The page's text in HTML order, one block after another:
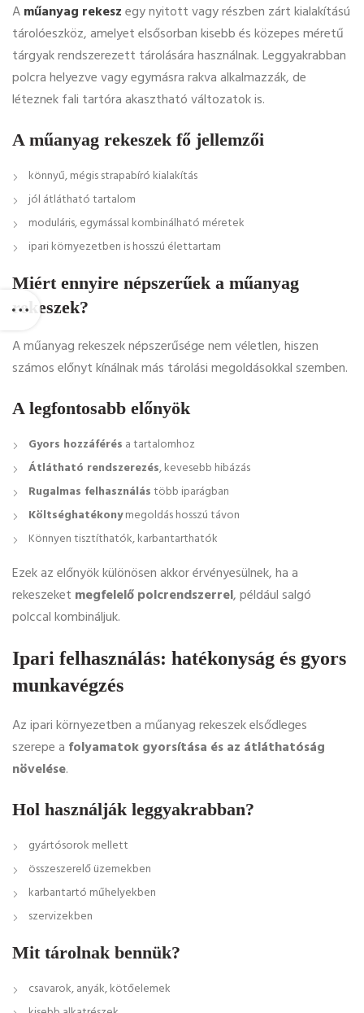
Aműanyag rekeszegy nyitott vagy részben zárt kialakítású
tárolóeszköz, amelyet elsősorban kisebb és közepes méretű
tárgyak rendszerezett tárolására használnak. Leggyakrabban
polcra helyezve vagy egymásra rakva alkalmazzák, de
léteznek fali tartóra akasztható változatok is.
A műanyag rekeszek fő jellemzői
könnyű, mégis strapabíró kialakítás
jól átlátható tartalom
moduláris, egymással kombinálható méretek
ipari környezetben is hosszú élettartam
Miért ennyire népszerűek a műanyag
rekeszek?
A műanyag rekeszek népszerűsége nem véletlen, hiszen
számos előnyt kínálnak más tárolási megoldásokkal szemben.
A legfontosabb előnyök
Gyors hozzáférés a tartalomhoz
Átlátható rendszerezés, kevesebb hibázás
Rugalmas felhasználástöbb iparágban
Költséghatékonymegoldás hosszú távon
Könnyen tisztíthatók, karbantarthatók
Ezek az előnyök különösen akkor érvényesülnek, ha a
rekeszeket megfelelő polcrendszerrel, például salgó
polccal kombináljuk.
Ipari felhasználás: hatékonyság és gyors
munkavégzés
Az ipari környezetben a műanyag rekeszek elsődleges
szerepe a folyamatok gyorsítása és az átláthatóság
növelése.
Hol használják leggyakrabban?
gyártósorok mellett
összeszerelő üzemekben
karbantartó műhelyekben
szervizekben
Mit tárolnak bennük?
csavarok, anyák, kötőelemek